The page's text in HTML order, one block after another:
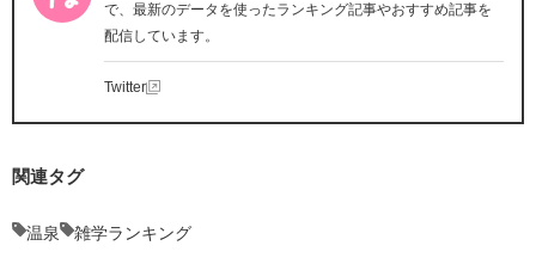
で、最新のデータを使ったランキング記事やおすすめ記事を
配信しています。
Twitter
関連タグ
温泉 雑学ランキング